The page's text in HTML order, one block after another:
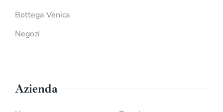
Bottega Venica
Negozi
Azienda